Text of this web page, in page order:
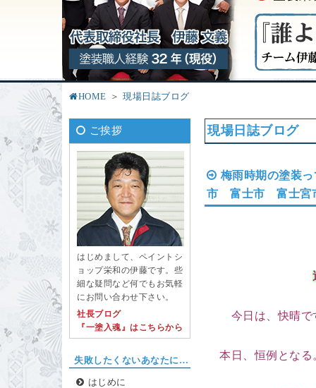
HOME 現場日誌ブログ
ご挨拶
はじめまして、ペイントシ
ョップ栄和の伊藤です。些
細な疑問など何でもお気軽
にお問い合わせ下さい。
社長ブログ
『一塗入魂』はこちらから
失敗したくないあなたに…
はじめに
現場日誌ブログ
梅雨時期の塗
市 富士市 富士
今日は、快晴
本日、恒例とな